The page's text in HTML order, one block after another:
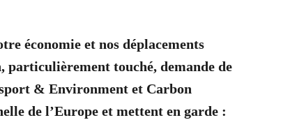
économie et nos déplacements
particulièrement touché, demande de
& Environment et Carbon
de l’Europe et mettent en garde :